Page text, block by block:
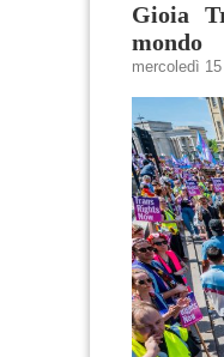
Gioia
mondo
mercoledì